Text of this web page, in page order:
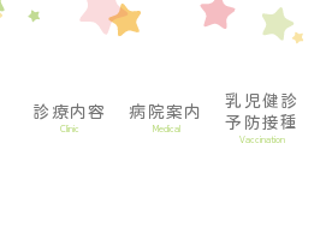
診療内容
Clinic
病院案内
Medical
乳児健診
予防接種
Vaccination